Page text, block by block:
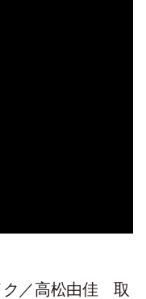
／高松由佳 取